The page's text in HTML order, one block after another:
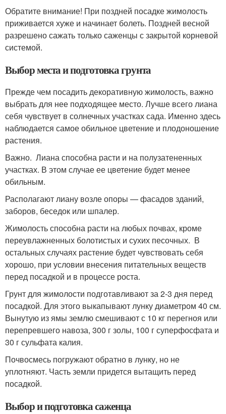
Обратите внимание! При поздней посадке жимолость
приживается хуже и начинает болеть. Поздней весной
разрешено сажать только саженцы с закрытой корневой
системой.
Выбор места и подготовка грунта
Прежде чем посадить декоративную жимолость, важно
выбрать для нее подходящее место. Лучше всего лиана
себя чувствует в солнечных участках сада. Именно здесь
наблюдается самое обильное цветение и плодоношение
растения.
Важно. Лиана способна расти и на полузатененных
участках. В этом случае ее цветение будет менее
обильным.
Располагают лиану возле опоры — фасадов зданий,
заборов, беседок или шпалер.
Жимолость способна расти на любых почвах, кроме
переувлажненных болотистых и сухих песочных. В
остальных случаях растение будет чувствовать себя
хорошо, при условии внесения питательных веществ
перед посадкой и в процессе роста.
Грунт для жимолости подготавливают за 2-3 дня перед
посадкой. Для этого выкапывают лунку диаметром 40 см.
Вынутую из ямы землю смешивают с 10 кг перегноя или
перепревшего навоза, 300 г золы, 100 г суперфосфата и
30 г сульфата калия.
Почвосмесь погружают обратно в лунку, но не
уплотняют. Часть земли придется вытащить перед
посадкой.
Выбор и подготовка саженца